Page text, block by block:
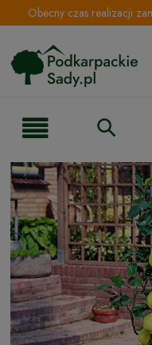
Obecny czas realizacji